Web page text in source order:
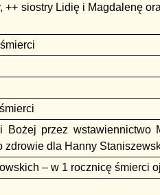
++ siostry Lidię i Magdalenę
Bożej przez wstawiennictwo
zdrowie dla Hanny
– w 1 rocznicę śmierci